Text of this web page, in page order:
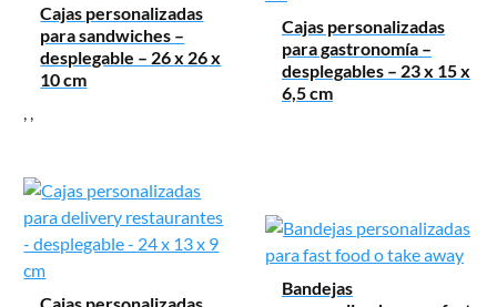
Cajas personalizadas
para sandwiches –
desplegable – 26 x 26 x
10 cm
, ,
Cajas personalizadas
para gastronomía –
desplegables – 23 x 15 x
6,5 cm
Bandejas